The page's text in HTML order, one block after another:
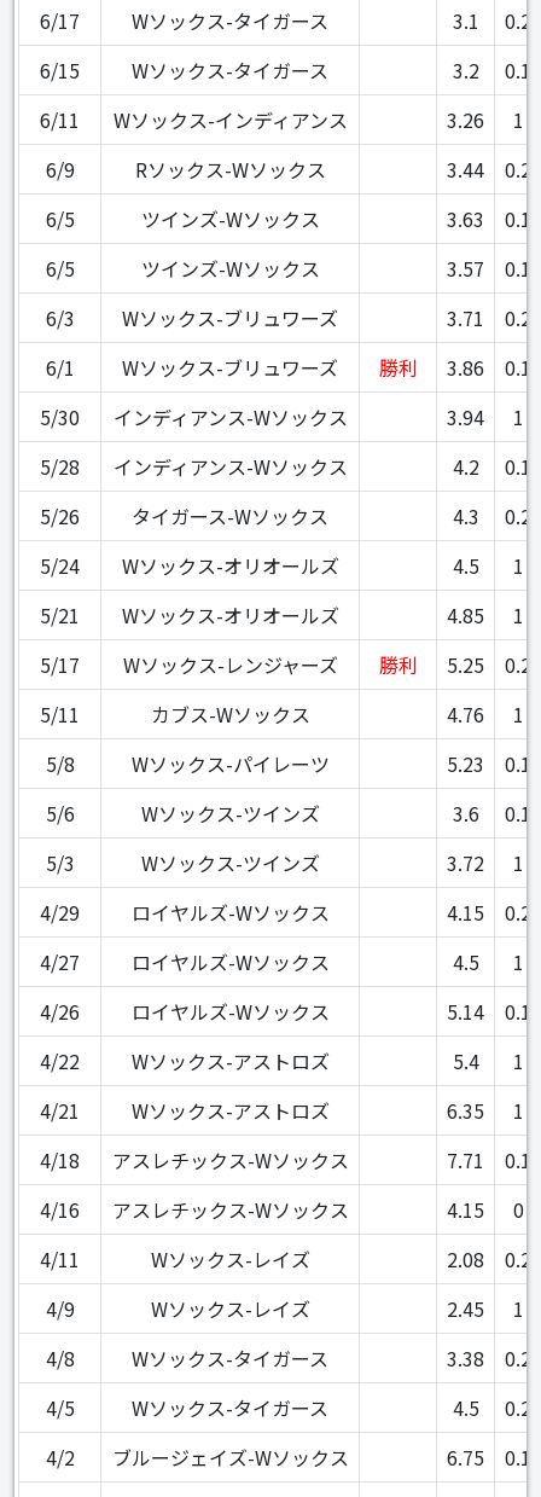
6/17
Wソックス-タイガース 3.1
0.2
6/15
Wソックス-タイガース 3.2
0.1
6/11
Wソックス-インディアンス 3.26
1
6/9
Rソックス-Wソックス 3.44
0.2
6/5
ツインズ-Wソックス 3.63
0.1
6/5
ツインズ-Wソックス 3.57
0.1
6/3
Wソックス-ブリュワーズ 3.71
0.2
6/1
Wソックス-ブリュワーズ 勝利 3.86
0.1
5/30
インディアンス-Wソックス 3.94
1
5/28
インディアンス-Wソックス 4.2
0.1
5/26
タイガース-Wソックス 4.3
0.2
5/24
Wソックス-オリオールズ 4.5
1
5/21
Wソックス-オリオールズ 4.85
1
5/17
Wソックス-レンジャーズ 勝利 5.25
0.2
5/11
カブス-Wソックス 4.76
1
5/8
Wソックス-パイレーツ 5.23
0.1
5/6
Wソックス-ツインズ 3.6
0.1
5/3
Wソックス-ツインズ 3.72
1
4/29
ロイヤルズ-Wソックス 4.15
0.2
4/27
ロイヤルズ-Wソックス 4.5
1
4/26
ロイヤルズ-Wソックス 5.14
0.1
4/22
Wソックス-アストロズ 5.4
1
4/21
Wソックス-アストロズ 6.35
1
4/18
アスレチックス-Wソックス 7.71
0.1
4/16
アスレチックス-Wソックス 4.15
0
4/11
Wソックス-レイズ 2.08
0.2
4/9
Wソックス-レイズ 2.45
1
4/8
Wソックス-タイガース 3.38
0.2
4/5
Wソックス-タイガース 4.5
0.2
4/2
ブルージェイズ-Wソックス 6.75
0.1